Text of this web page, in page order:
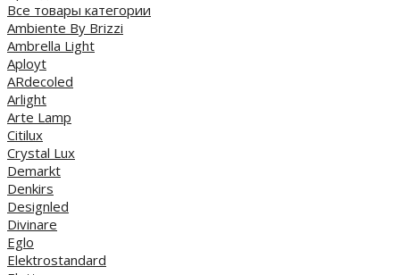
Все товары категории
Ambiente By Brizzi
Ambrella Light
Aployt
ARdecoled
Arlight
Arte Lamp
Citilux
Crystal Lux
Demarkt
Denkirs
Designled
Divinare
Eglo
Elektrostandard